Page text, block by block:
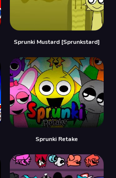
Sprunki Mustard [Sprunkstard]
Sprunki Retake